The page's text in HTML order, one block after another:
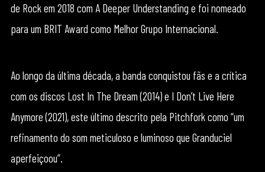
de Rock em 2018 com A Deeper Understanding e foi nomeado
para um BRIT Award como Melhor Grupo Internacional.
Ao longo da última década, a banda conquistou fãs e a crítica
com os discos Lost In The Dream (2014) e I Don’t Live Here
Anymore (2021), este último descrito pela Pitchfork como “um
refinamento do som meticuloso e luminoso que Granduciel
aperfeiçoou”.